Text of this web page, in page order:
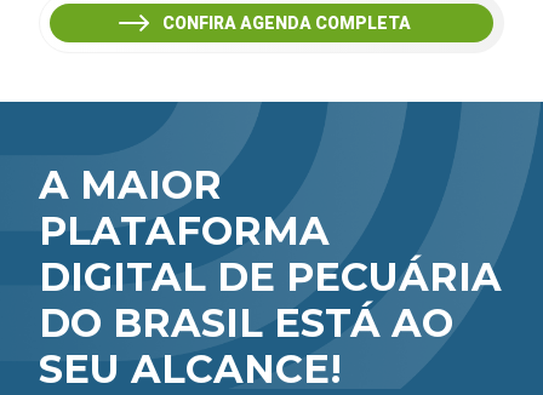
CONFIRA AGENDA COMPLETA
A MAIOR
PLATAFORMA
DIGITAL DE PECUÁRIA
DO BRASIL ESTÁ AO
SEU ALCANCE!